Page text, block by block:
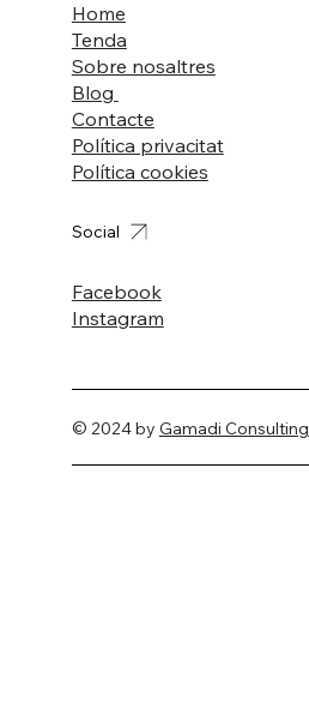
© 2024 by Gamadi Consulting
Home
Tenda
Sobre nosaltres
Blog
Contacte
Política privacitat
Política cookies
Facebook
Instagram
Social